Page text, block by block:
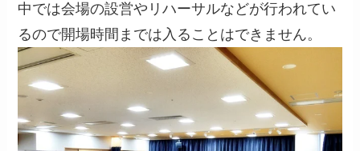
中では会場の設営やリハーサルなどが行われてい
るので開場時間までは入ることはできません。